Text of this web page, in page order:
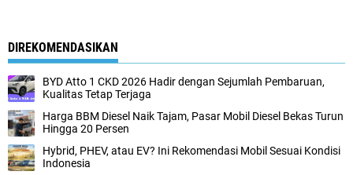
DIREKOMENDASIKAN
BYD Atto 1 CKD 2026 Hadir dengan Sejumlah Pembaruan,
Kualitas Tetap Terjaga
Harga BBM Diesel Naik Tajam, Pasar Mobil Diesel Bekas Turun
Hingga 20 Persen
Hybrid, PHEV, atau EV? Ini Rekomendasi Mobil Sesuai Kondisi
Indonesia